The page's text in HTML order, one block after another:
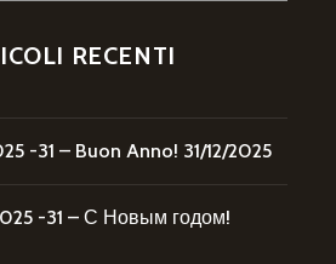
RECENTI
-31 – Buon Anno! 31/12/2025
-31 – С Новым годом!